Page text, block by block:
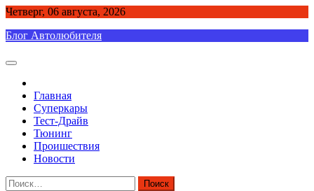
Skip
content
Четверг, 06 августа, 2026
Блог Автолюбителя
Главная
Суперкары
Тест-Драйв
Тюнинг
Проишествия
Новости
Найти: